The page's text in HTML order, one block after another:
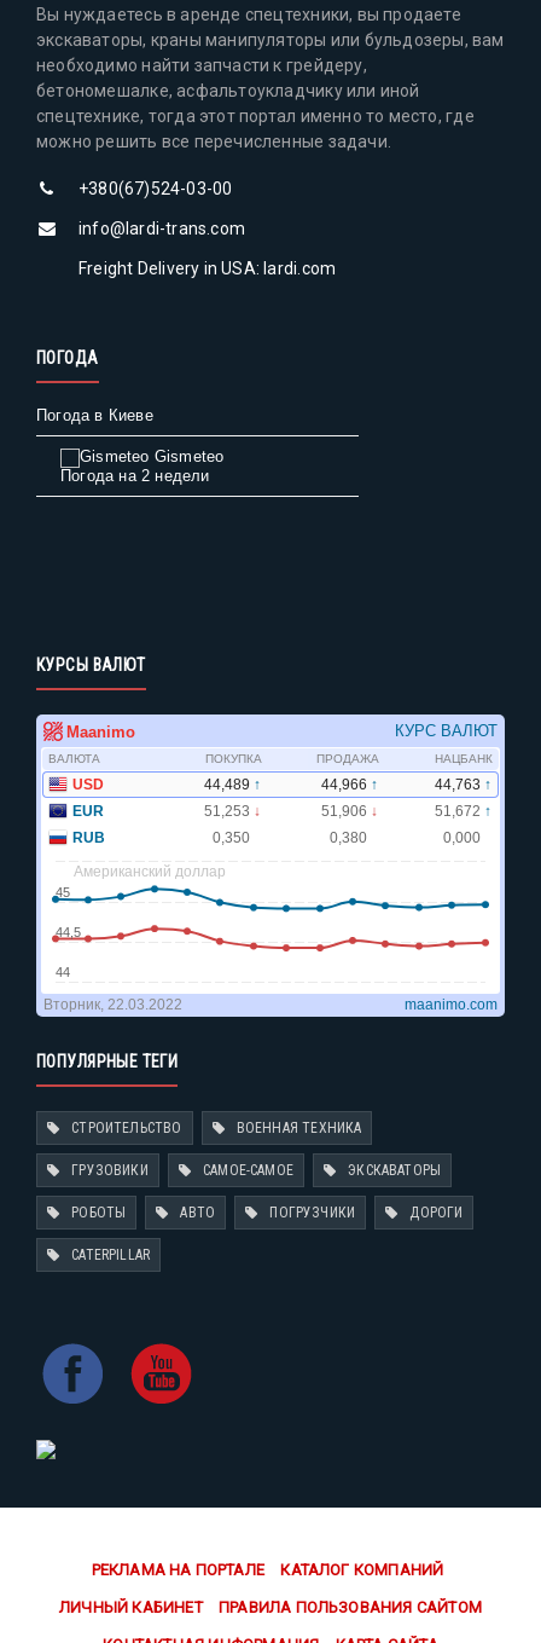
Вы нуждаетесь в аренде спецтехники, вы продаете
экскаваторы, краны манипуляторы или бульдозеры, вам
необходимо найти запчасти к грейдеру,
бетономешалке, асфальтоукладчику или иной
спецтехнике, тогда этот портал именно то место, где
можно решить все перечисленные задачи.
+380(67)524-03-00
info@lardi-trans.com
Freight Delivery in USA: lardi.com
ПОГОДА
Погода в Киеве
Gismeteo
Погода на 2 недели
КУРСЫ ВАЛЮТ
ПОПУЛЯРНЫЕ ТЕГИ
СТРОИТЕЛЬСТВО ВОЕННАЯ ТЕХНИКА
ГРУЗОВИКИ САМОЕ-САМОЕ ЭКСКАВАТОРЫ
РОБОТЫ АВТО ПОГРУЗЧИКИ ДОРОГИ
CATERPILLAR
РЕКЛАМА НА ПОРТАЛЕ КАТАЛОГ КОМПАНИЙ
ЛИЧНЫЙ КАБИНЕТ ПРАВИЛА ПОЛЬЗОВАНИЯ САЙТОМ